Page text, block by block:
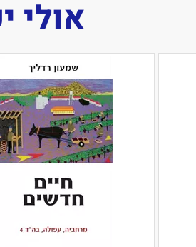
אולי